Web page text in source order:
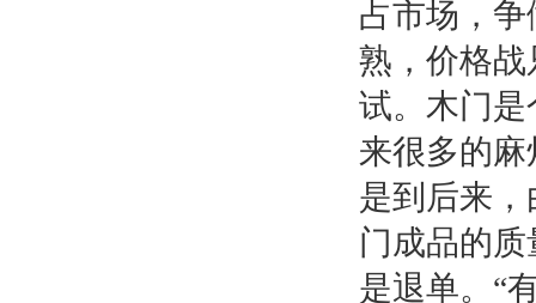
占市场，
熟，价格
试。木门
来很多的
是到后来
门成品的
是退单。 “